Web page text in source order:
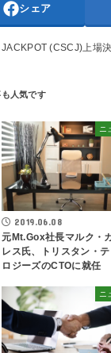
シェア
(CSCJ)上場
ニ
2019.06.08
元Mt.Gox社長マルク・
レス氏、トリスタン・
ロジーズのCTOに就任
ニ